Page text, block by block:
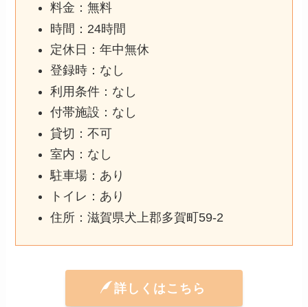
料金：無料
時間：24時間
定休日：年中無休
登録時：なし
利用条件：なし
付帯施設：なし
貸切：不可
室内：なし
駐車場：あり
トイレ：あり
住所：滋賀県犬上郡多賀町59-2
詳しくはこちら